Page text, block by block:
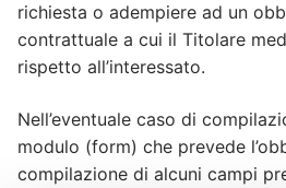
richiesta o adempiere ad un
contrattuale a cui il Titolare
rispetto all’interessato.
Nell’eventuale caso di
modulo (form) che prevede
compilazione di alcuni campi